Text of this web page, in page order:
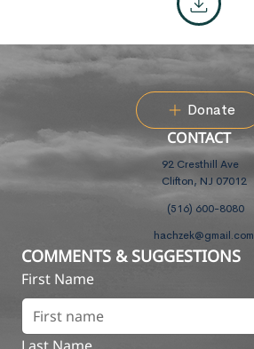
Donate
CONTACT
92 Cresthill Ave
Clifton, NJ 07012
(516) 600-8080
hachzek@gmail.com
COMMENTS & SUGGESTIONS
First Name